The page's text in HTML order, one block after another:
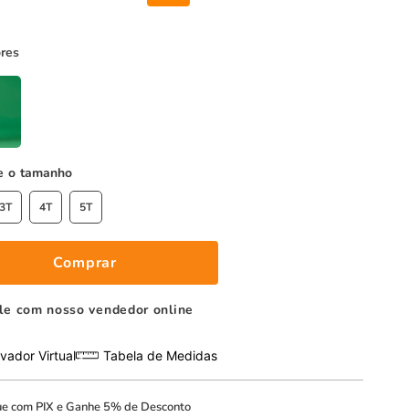
tamanho
3T 4T 5T
Comprar
com nosso vendedor online
Virtual Tabela de Medidas
com PIX eGanhe 5% de Desconto